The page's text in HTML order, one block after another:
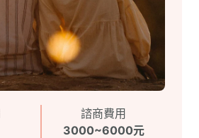
諮商費用
3000~6000元